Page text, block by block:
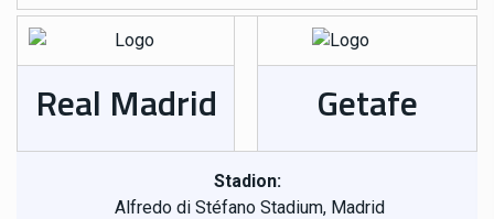
Real Madrid Getafe
Stadion:
Alfredo di Stéfano Stadium, Madrid